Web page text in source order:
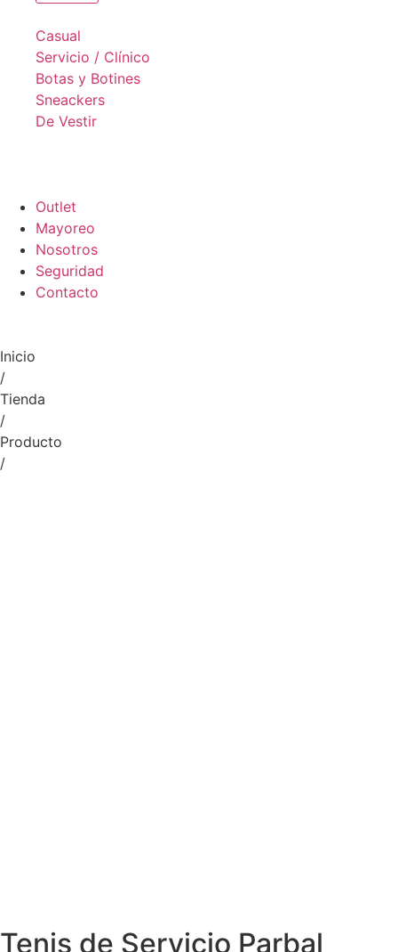
Casual
Servicio / Clínico
Botas y Botines
Sneackers
De Vestir
Outlet
Mayoreo
Nosotros
Seguridad
Contacto
Inicio
/
Tienda
/
Producto
/
Tenis de Servicio Parbal